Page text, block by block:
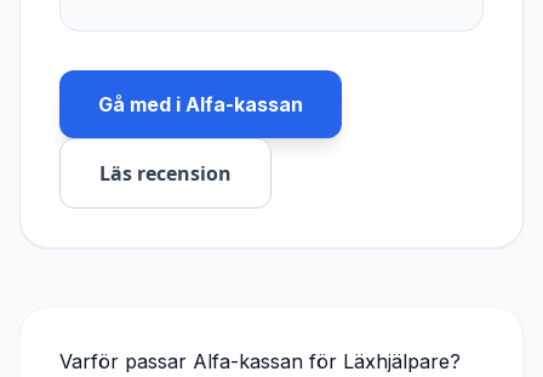
Gå med i Alfa-kassan
Läs recension
Varför passar Alfa-kassan för Läxhjälpare?